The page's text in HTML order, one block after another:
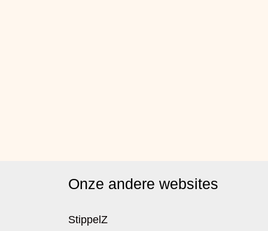
Onze andere websites
StippelZ